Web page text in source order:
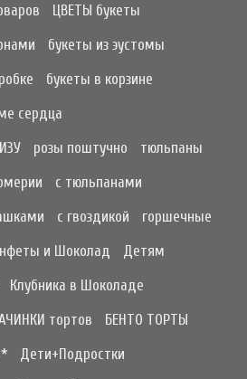
ЦВЕТЫ букеты
букеты из эустомы
букеты в корзине
сердца
розы поштучно
тюльпаны
с тюльпанами
с гвоздикой
горшечные
и Шоколад
Детям
Клубника в Шоколаде
тортов
БЕНТО ТОРТЫ
Дети+Подростки